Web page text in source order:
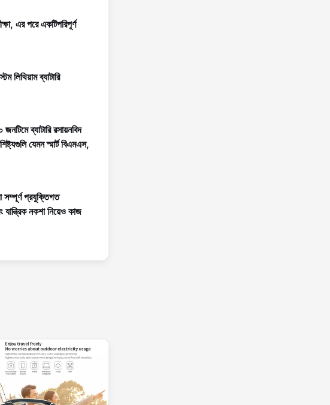
এর পরে একটিপরিপূর্ণ
লিথিয়াম ব্যাটারি
জনটিমে ব্যাটারি রসায়নবিদ
যেমন স্মার্ট বিএমএস,
সম্পূর্ণ প্রযুক্তিগত
নকশা নিয়েও কাজ